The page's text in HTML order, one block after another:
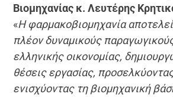
Βιομηχανίας κ. Λευτέρης
«Η φαρμακοβιομηχανία
πλέον δυναμικούς
ελληνικής οικονομίας,
θέσεις εργασίας,
ενισχύοντας τη βιομηχανική